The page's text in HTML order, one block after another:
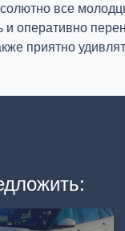
все
и оперативно
приятно